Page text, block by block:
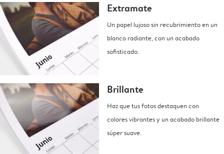
Extramate
Un papel lujoso sin recubrimiento en un
blanco radiante, con un acabado
sofisticado.
Brillante
Haz que tus fotos destaquen con
colores vibrantes y un acabado brillante
súper suave.